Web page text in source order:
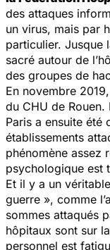
des attaques
un virus, mais par
particulier. Jusque
sacré autour de
des groupes de
En novembre
du CHU de Rouen.
Paris a ensuite été
établissements
phénomène assez
psychologique est
Et il y a un
guerre », comme
sommes attaqués
hôpitaux sont sur
personnel est